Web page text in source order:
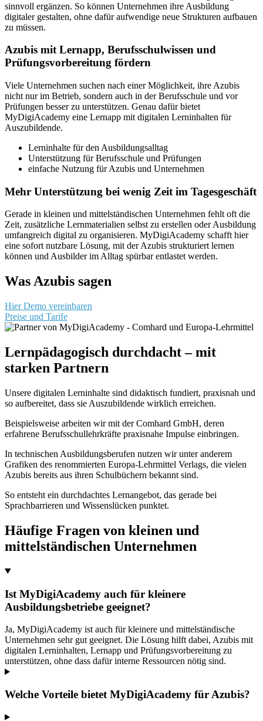
sinnvoll ergänzen. So können Unternehmen ihre Ausbildung
digitaler gestalten, ohne dafür aufwendige neue Strukturen aufbauen
zu müssen.
Azubis mit Lernapp, Berufsschulwissen und
Prüfungsvorbereitung fördern
Viele Unternehmen suchen nach einer Möglichkeit, ihre Azubis
nicht nur im Betrieb, sondern auch in der Berufsschule und vor
Prüfungen besser zu unterstützen. Genau dafür bietet
MyDigiAcademy eine Lernapp mit digitalen Lerninhalten für
Auszubildende.
Lerninhalte für den Ausbildungsalltag
Unterstützung für Berufsschule und Prüfungen
einfache Nutzung für Azubis und Unternehmen
Mehr Unterstützung bei wenig Zeit im Tagesgeschäft
Gerade in kleinen und mittelständischen Unternehmen fehlt oft die
Zeit, zusätzliche Lernmaterialien selbst zu erstellen oder Ausbildung
umfangreich digital zu organisieren. MyDigiAcademy schafft hier
eine sofort nutzbare Lösung, mit der Azubis strukturiert lernen
können und Ausbilder im Alltag spürbar entlastet werden.
Was Azubis sagen
Hier Demo vereinbaren
Preise und Tarife
Lernpädagogisch durchdacht – mit
starken Partnern
Unsere digitalen Lerninhalte sind didaktisch fundiert, praxisnah und
so aufbereitet, dass sie Auszubildende wirklich erreichen.
Beispielsweise arbeiten wir mit der Comhard GmbH, deren
erfahrene Berufsschullehrkräfte praxisnahe Impulse einbringen.
In technischen Ausbildungsberufen nutzen wir unter anderem
Grafiken des renommierten Europa-Lehrmittel Verlags, die vielen
Azubis bereits aus ihren Schulbüchern bekannt sind.
So entsteht ein durchdachtes Lernangebot, das gerade bei
Sprachbarrieren und Wissenslücken punktet.
Häufige Fragen von kleinen und
mittelständischen Unternehmen
Ist MyDigiAcademy auch für kleinere
Ausbildungsbetriebe geeignet?
Ja, MyDigiAcademy ist auch für kleinere und mittelständische
Unternehmen sehr gut geeignet. Die Lösung hilft dabei, Azubis mit
digitalen Lerninhalten, Lernapp und Prüfungsvorbereitung zu
unterstützen, ohne dass dafür interne Ressourcen nötig sind.
Welche Vorteile bietet MyDigiAcademy für Azubis?